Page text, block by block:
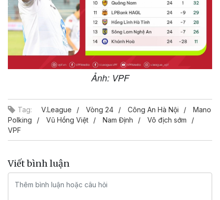
Ảnh: VPF
Tag: V.League Vòng 24 Công An Hà Nội
Mano
Polking
Vũ Hồng Việt Nam Định
Vô địch sớm
VPF
Viết bình luận